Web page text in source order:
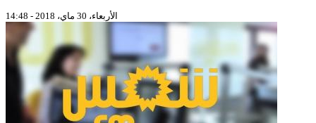
الأربعاء، 30 ماي، 2018 - 14:48